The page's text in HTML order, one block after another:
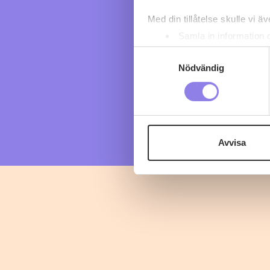
Med din tillåtelse skulle vi
Samla in information
Identifiera din enhet
Ta reda på mer om hur
eller dra tillbaka ditt
eller äldre. Genom att
till de sociala medier och
Nödvändig
Avvisa